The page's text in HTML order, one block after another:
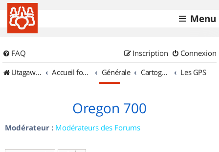
Menu
FAQ Connexion
Inscription
UtagawaVTT (Randos VTT et VTTAE avec traces GPS)
Accueil forum Générale Cartographie et GPS Les GPS
Oregon 700
Modérateur : Modérateurs des Forums